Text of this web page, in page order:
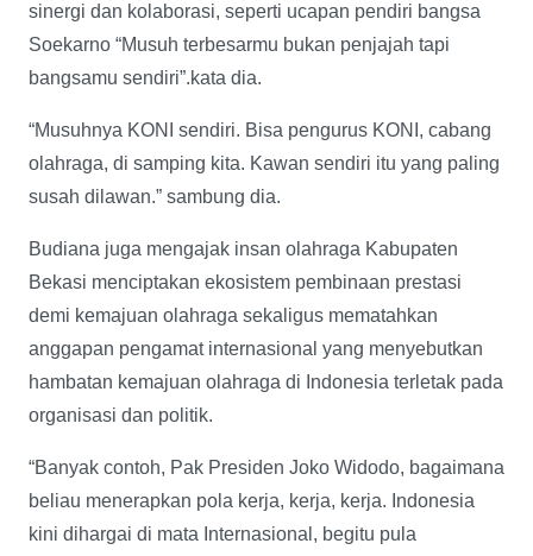
sinergi dan kolaborasi, seperti ucapan pendiri bangsa
Soekarno “Musuh terbesarmu bukan penjajah tapi
bangsamu sendiri”.kata dia.
“Musuhnya KONI sendiri. Bisa pengurus KONI, cabang
olahraga, di samping kita. Kawan sendiri itu yang paling
susah dilawan.” sambung dia.
Budiana juga mengajak insan olahraga Kabupaten
Bekasi menciptakan ekosistem pembinaan prestasi
demi kemajuan olahraga sekaligus mematahkan
anggapan pengamat internasional yang menyebutkan
hambatan kemajuan olahraga di Indonesia terletak pada
organisasi dan politik.
“Banyak contoh, Pak Presiden Joko Widodo, bagaimana
beliau menerapkan pola kerja, kerja, kerja. Indonesia
kini dihargai di mata Internasional, begitu pula